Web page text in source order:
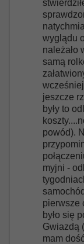
wyglądu
należało
samą
jeszcze
były to
powód).
myjni -
pierwsze
było się
Gwiazdą
mam